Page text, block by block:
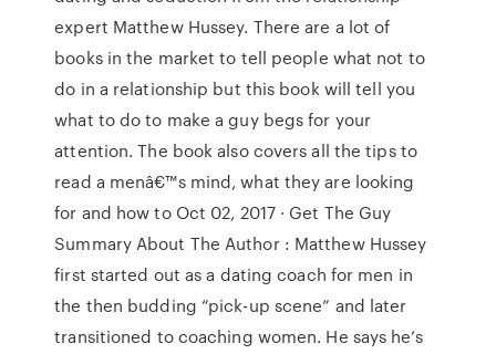
expert Matthew Hussey. There are a lot of
books in the market to tell people what not to
do in a relationship but this book will tell you
what to do to make a guy begs for your
attention. The book also covers all the tips to
read a menâ€™s mind, what they are looking
for and how to Oct 02, 2017 · Get The Guy
Summary About The Author : Matthew Hussey
first started out as a dating coach for men in
the then budding “pick-up scene” and later
transitioned to coaching women. He says he’s